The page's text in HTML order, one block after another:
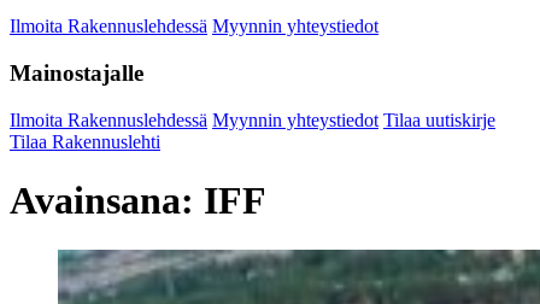
Ilmoita Rakennuslehdessä Myynnin yhteystiedot
Mainostajalle
Ilmoita Rakennuslehdessä Myynnin yhteystiedot Tilaa uutiskirje
Tilaa Rakennuslehti
Avainsana: IFF